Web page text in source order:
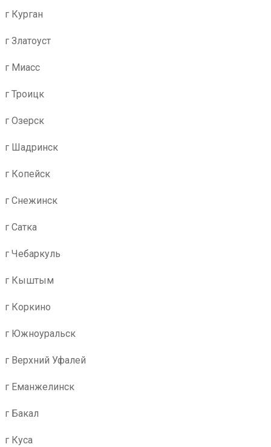
г Курган
г Златоуст
г Миасс
г Троицк
г Озерск
г Шадринск
г Копейск
г Снежинск
г Сатка
г Чебаркуль
г Кыштым
г Коркино
г Южноуральск
г Верхний Уфалей
г Еманжелинск
г Бакал
г Куса